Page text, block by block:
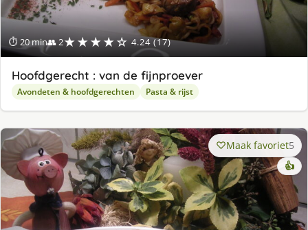
⏱ 20 min👥 2★★★★☆ 4.24 (17)
Hoofdgerecht : van de fijnproever
Avondeten & hoofdgerechten Pasta & rijst
Maak favoriet5
👍